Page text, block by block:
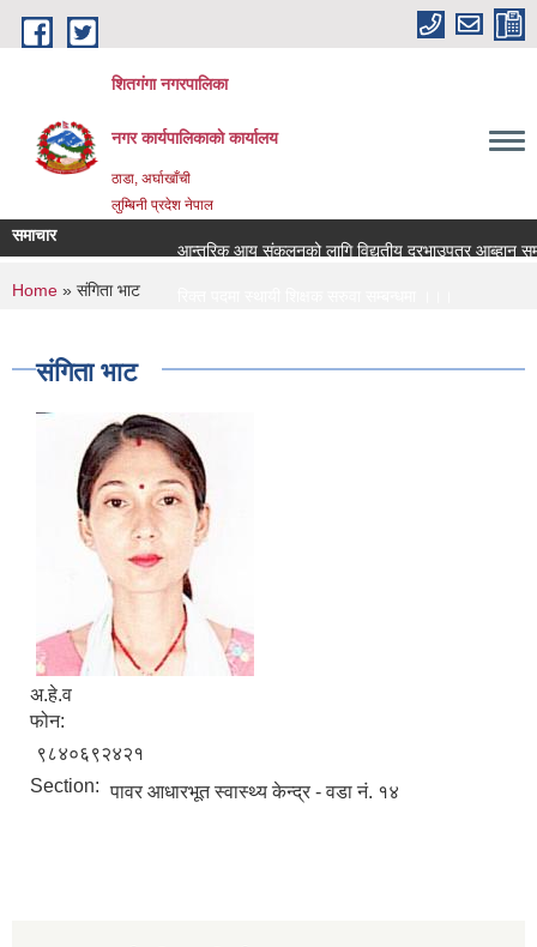
Skip to main content
शितगंगा नगरपालिका
नगर कार्यपालिकाकाे कार्यालय
ठाडा, अर्घाखाँची
लुम्बिनी प्रदेश नेपाल
समाचार
आन्तरिक आय संकलनको लागि विद्युतीय दरभाउपत्र आब्हान
You are here
Home » संगिता भाट
संगिता भाट
अ.हे.व
फोन:
९८४०६९२४२१
Section: पावर आधारभूत स्वास्थ्य केन्द्र - वडा नं. १४